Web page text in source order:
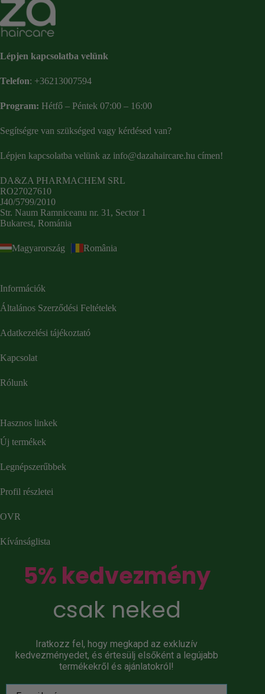
Lépjen kapcsolatba velünk
Telefon: +36213007594
Program: Hétfő – Péntek 07:00 – 16:00
Segítségre van szükséged vagy kérdésed van?
Lépjen kapcsolatba velünk az info@dazahaircare.hu címen!
DA&ZA PHARMACHEM SRL
RO27027610
J40/5799/2010
Str. Naum Ramniceanu nr. 31, Sector 1
Bukarest, Románia
Magyarország România
Információk
Általános Szerződési Feltételek
Adatkezelési tájékoztató
Kapcsolat
Rólunk
Hasznos linkek
Új termékek
Legnépszerűbbek
Profil részletei
OVR
Kívánságlista
5% kedvezmény
csak neked
Iratkozz fel, hogy megkapd az exkluzív
kedvezményedet, és értesülj elsőként a legújabb
termékekről és ajánlatokról!